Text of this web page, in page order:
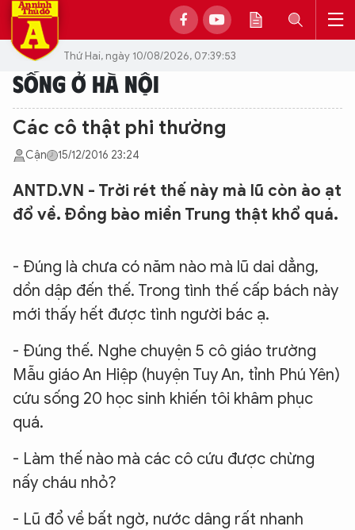
Thứ Hai, ngày 10/08/2026, 07:39:53
SỐNG Ở HÀ NỘI
Các cô thật phi thường
Cận 15/12/2016 23:24
ANTD.VN - Trời rét thế này mà lũ còn ào ạt
đổ về. Đồng bào miền Trung thật khổ quá.
- Đúng là chưa có năm nào mà lũ dai dẳng,
dồn dập đến thế. Trong tình thế cấp bách này
mới thấy hết được tình người bác ạ.
- Đúng thế. Nghe chuyện 5 cô giáo trường
Mẫu giáo An Hiệp (huyện Tuy An, tỉnh Phú Yên)
cứu sống 20 học sinh khiến tôi khâm phục
quá.
- Làm thế nào mà các cô cứu được chừng
nấy cháu nhỏ?
- Lũ đổ về bất ngờ, nước dâng rất nhanh